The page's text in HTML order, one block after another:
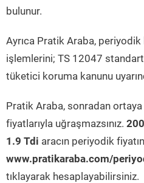
bulunur.
Ayrıca Pratik Araba, periyodik
işlemlerini; TS 12047
tüketici koruma kanunu
Pratik Araba, sonradan ortaya
fiyatlarıyla uğraşmazsınız.
1.9 Tdi aracın periyodik
www.pratikaraba.com/
tıklayarak hesaplayabilirsiniz.